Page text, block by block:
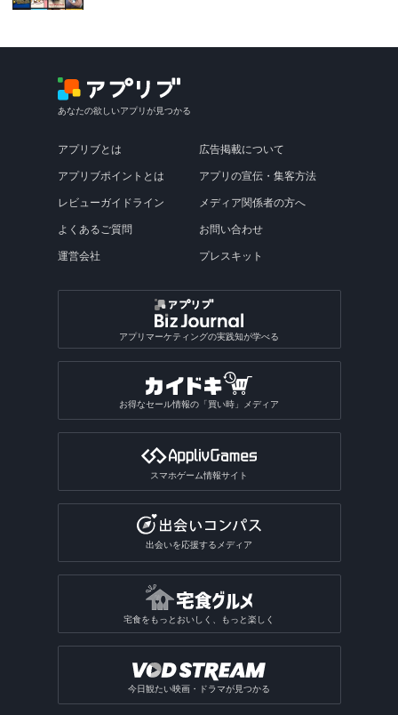
あなたの欲しいアプリが見つかる
アプリブとは
アプリブポイントとは
レビューガイドライン
よくあるご質問
運営会社
広告掲載について
アプリの宣伝・集客方法
メディア関係者の方へ
お問い合わせ
プレスキット
アプリマーケティングの実践知が学べる
お得なセール情報の「買い時」メディア
スマホゲーム情報サイト
出会いを応援するメディア
宅食をもっとおいしく、もっと楽しく
今日観たい映画・ドラマが見つかる